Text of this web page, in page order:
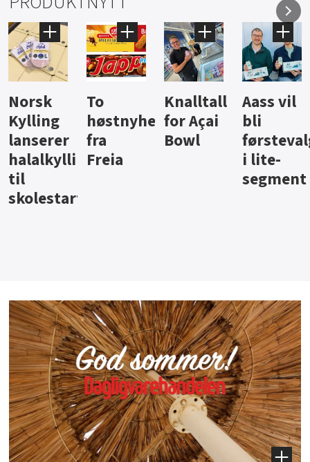
Knalltall
for Açai
Bowl
Aass vil
bli
førstevalg
i lite-
Brus og
jus fra
Berentsen
Hard
iste fra
Hansa